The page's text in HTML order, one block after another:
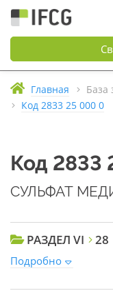
Главная База
Код 2833 25 000 0
Код 2833
СУЛЬФАТ
РАЗДЕЛ VI 28
Подробно